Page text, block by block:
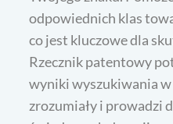
odpowiednich klas
co jest kluczowe dla
Rzecznik patentowy
wyniki wyszukiwania
zrozumiały i prowadzi